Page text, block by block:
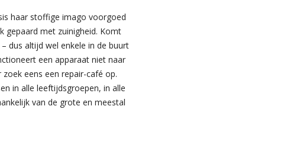
haar stoffige imago voorgoed
gepaard met zuinigheid. Komt
dus altijd wel enkele in de buurt
een apparaat niet naar
eens een repair-café op.
in alle leeftijdsgroepen, in alle
van de grote en meestal